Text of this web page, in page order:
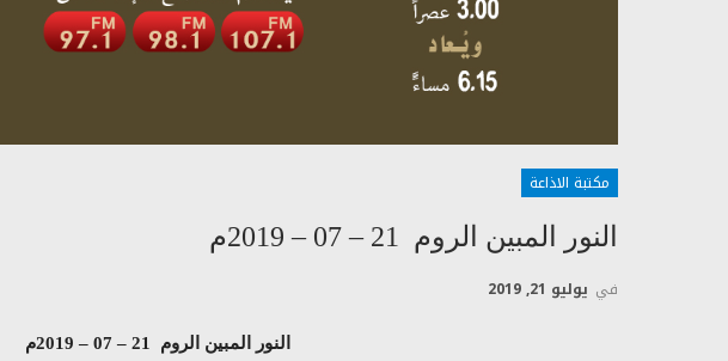
مكتبة الاذاعة
النور المبين الروم 21 – 07 – 2019م
في يوليو 21, 2019
النور المبين الروم 21 – 07 – 2019م